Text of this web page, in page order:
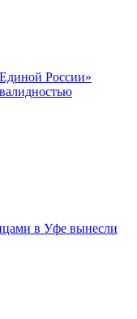
России»
в Уфе вынесли